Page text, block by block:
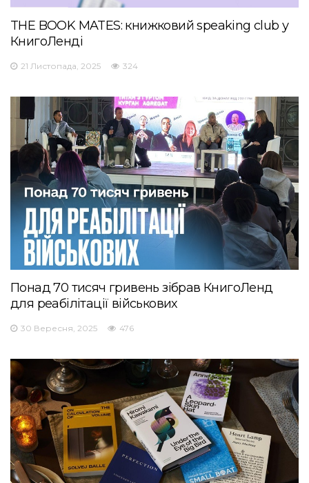
THE BOOK MATES: книжковий speaking club у
КнигоЛенді
21 Листопада, 2025 324
Понад 70 тисяч гривень зібрав КнигоЛенд
для реабілітації військових
30 Вересня, 2025 476